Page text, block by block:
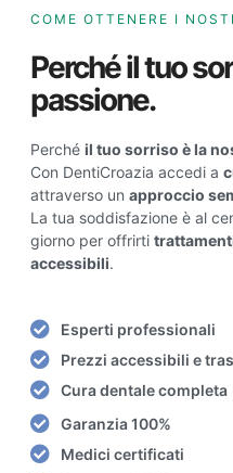
COME OTTENERE I
Perché il tuo
passione.
Perché il tuo sorriso è la
Con DentiCroazia accedi a
attraverso un approccio
La tua soddisfazione è al
giorno per offrirti
accessibili.
Esperti professionali
Prezzi accessibili e
Cura dentale completa
Garanzia 100%
Medici certificati